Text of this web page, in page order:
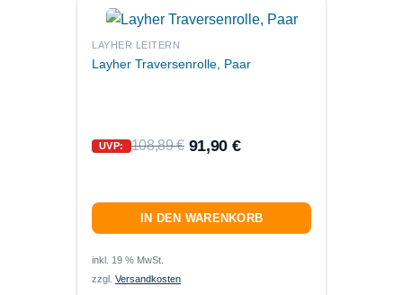
LAYHER LEITERN
Layher Traversenrolle, Paar
UVP: 108,89€ 91,90 €
IN DEN WARENKORB
inkl. 19 % MwSt.
zzgl. Versandkosten